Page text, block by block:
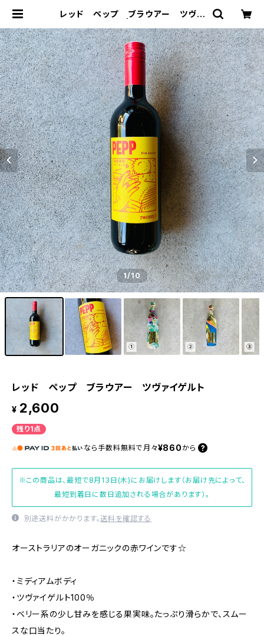
レッド ペップ ブラウアー ツヴァ
1/10
レッド ペップ ブラウアー ツヴァイゲルト
¥ 2,600
残り1点
なら 手数料無料で 月々¥860 から
※この商品は、最短で8月13日(木)にお届けします（お届け先によって、
最短到着日に数日追加される場合があります）。
別途送料がかかります。送料を確認する
オーストラリアのオーガニックの赤ワインです☆
・ミディアムボディ
・ツヴァイゲルト100％
・ベリー系の少し甘みを感じる果実味。たっぷり滑らかで、スムー
スな口当たり。